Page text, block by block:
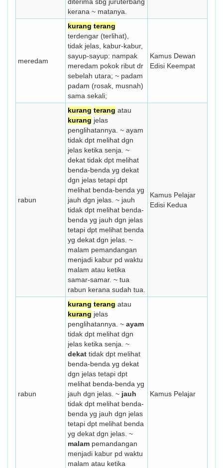
kerana ~ matanya.
meredam
kurang terang
terdengar (terlihat),
tidak jelas, kabur-kabur,
sayup-sayup: nampak
meredam pokok ribut dr
sebelah utara; ~ padam
padam (rosak, musnah)
sama sekali;
Kamus Dewan
Edisi Keempat
rabun
kurang terang atau
kurang jelas
penglihatannya. ~ ayam
tidak dpt melihat dgn
jelas ketika senja. ~
dekat tidak dpt melihat
benda-benda yg dekat
dgn jelas tetapi dpt
melihat benda-benda yg
jauh dgn jelas. ~ jauh
tidak dpt melihat benda-
benda yg jauh dgn jelas
tetapi dpt melihat benda
yg dekat dgn jelas. ~
malam pemandangan
menjadi kabur pd waktu
malam atau ketika
samar-samar. ~ tua
rabun kerana sudah tua.
Kamus Pelajar
Edisi Kedua
rabun
kurang terang atau
kurang jelas
penglihatannya. ~ ayam
tidak dpt melihat dgn
jelas ketika senja. ~
dekat tidak dpt melihat
benda-benda yg dekat
dgn jelas tetapi dpt
melihat benda-benda yg
jauh dgn jelas. ~ jauh
tidak dpt melihat benda-
benda yg jauh dgn jelas
tetapi dpt melihat benda
yg dekat dgn jelas. ~
malam pemandangan
menjadi kabur pd waktu
malam atau ketika
Kamus Pelajar